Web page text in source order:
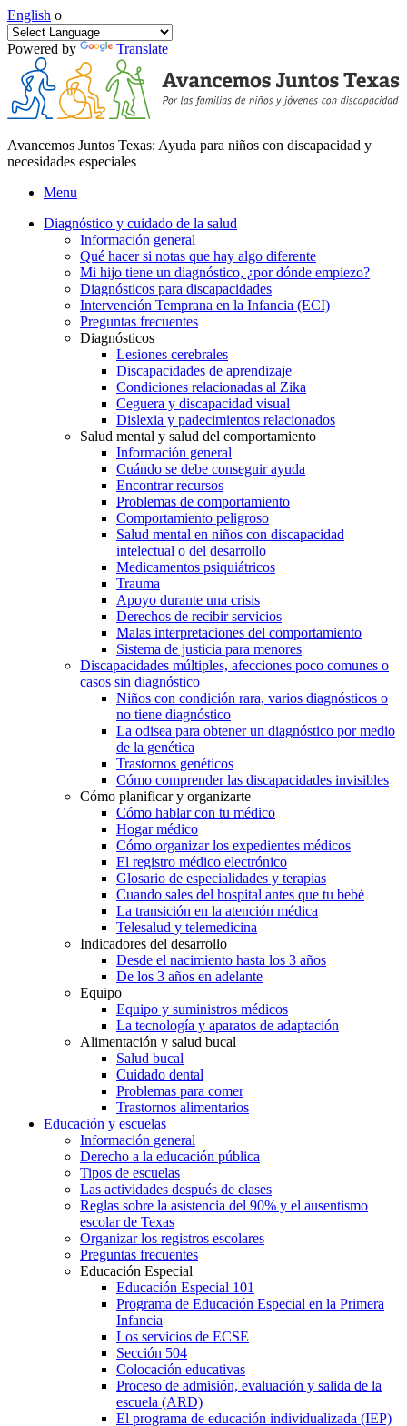
English o
Powered by Translate
Avancemos Juntos Texas: Ayuda para niños con discapacidad y
necesidades especiales
Menu
Diagnóstico y cuidado de la salud
Información general
Qué hacer si notas que hay algo diferente
Mi hijo tiene un diagnóstico, ¿por dónde empiezo?
Diagnósticos para discapacidades
Intervención Temprana en la Infancia (ECI)
Preguntas frecuentes
Diagnósticos
Lesiones cerebrales
Discapacidades de aprendizaje
Condiciones relacionadas al Zika
Ceguera y discapacidad visual
Dislexia y padecimientos relacionados
Salud mental y salud del comportamiento
Información general
Cuándo se debe conseguir ayuda
Encontrar recursos
Problemas de comportamiento
Comportamiento peligroso
Salud mental en niños con discapacidad
intelectual o del desarrollo
Medicamentos psiquiátricos
Trauma
Apoyo durante una crisis
Derechos de recibir servicios
Malas interpretaciones del comportamiento
Sistema de justicia para menores
Discapacidades múltiples, afecciones poco comunes o
casos sin diagnóstico
Niños con condición rara, varios diagnósticos o
no tiene diagnóstico
La odisea para obtener un diagnóstico por medio
de la genética
Trastornos genéticos
Cómo comprender las discapacidades invisibles
Cómo planificar y organizarte
Cómo hablar con tu médico
Hogar médico
Cómo organizar los expedientes médicos
El registro médico electrónico
Glosario de especialidades y terapias
Cuando sales del hospital antes que tu bebé
La transición en la atención médica
Telesalud y telemedicina
Indicadores del desarrollo
Desde el nacimiento hasta los 3 años
De los 3 años en adelante
Equipo
Equipo y suministros médicos
La tecnología y aparatos de adaptación
Alimentación y salud bucal
Salud bucal
Cuidado dental
Problemas para comer
Trastornos alimentarios
Educación y escuelas
Información general
Derecho a la educación pública
Tipos de escuelas
Las actividades después de clases
Reglas sobre la asistencia del 90% y el ausentismo
escolar de Texas
Organizar los registros escolares
Preguntas frecuentes
Educación Especial
Educación Especial 101
Programa de Educación Especial en la Primera
Infancia
Los servicios de ECSE
Sección 504
Colocación educativas
Proceso de admisión, evaluación y salida de la
escuela (ARD)
El programa de educación individualizada (IEP)